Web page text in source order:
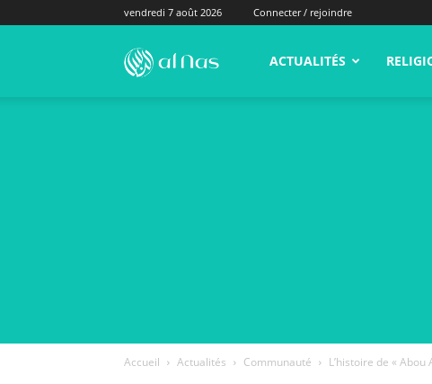
vendredi 7 août 2026 Connecter / rejoindre
alNas.fr ACTUALITÉS
Accueil Actualités Communauté L’histoire de «